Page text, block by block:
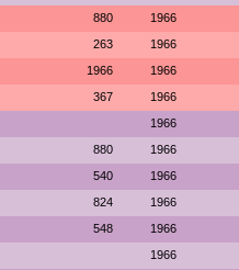
880 1966
263 1966
1966 1966
367 1966
1966
880 1966
540 1966
824 1966
548 1966
1966